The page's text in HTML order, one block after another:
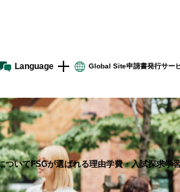
Language Global Site申請書発行サー
ついて
沿革-FSGの歩み-
FSGカレッジリーグ各校
FSGが選ばれる理由
ONLY1・NO1の教育展開
学費・入試
入試
探求学
企業の採用ご担当者様へ